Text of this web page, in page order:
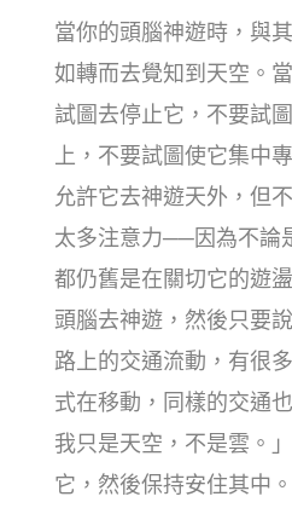
當你的頭腦神遊時，與
如轉而去覺知到天空。
試圖去停止它，不要試
上，不要試圖使它集中
允許它去神遊天外，但
太多注意力──因為不論
都仍舊是在關切它的遊
頭腦去神遊，然後只要
路上的交通流動，有很
式在移動，同樣的交通
我只是天空，不是雲。
它，然後保持安住其中